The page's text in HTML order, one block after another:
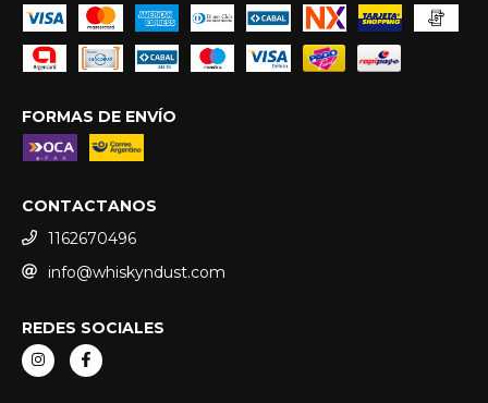
FORMAS DE ENVÍO
CONTACTANOS
1162670496
info@whiskyndust.com
REDES SOCIALES